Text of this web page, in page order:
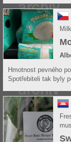
Hmotnost pevného
Spotřebiteli tak byly